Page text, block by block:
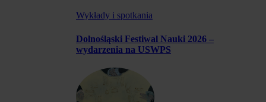
Wykłady i spotkania
Dolnośląski Festiwal Nauki 2026 –
wydarzenia na USWPS